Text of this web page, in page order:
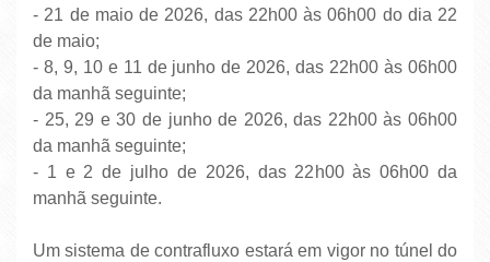
- 21 de maio de 2026, das 22h00 às 06h00 do dia 22
de maio;
- 8, 9, 10 e 11 de junho de 2026, das 22h00 às 06h00
da manhã seguinte;
- 25, 29 e 30 de junho de 2026, das 22h00 às 06h00
da manhã seguinte;
- 1 e 2 de julho de 2026, das 22h00 às 06h00 da
manhã seguinte.
Um sistema de contrafluxo estará em vigor no túnel do